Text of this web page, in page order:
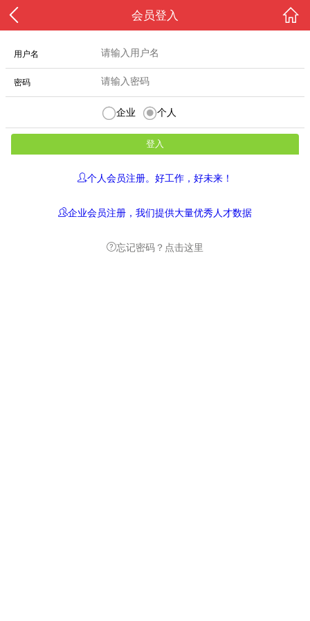
会员登入
用户名
密码
企业 个人
个人会员注册。好工作，好未来！
企业会员注册，我们提供大量优秀人才数据
忘记密码？点击这里